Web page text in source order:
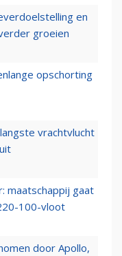
en
groeien
opschorting
vrachtvlucht
maatschappij gaat
100-vloot
door Apollo,